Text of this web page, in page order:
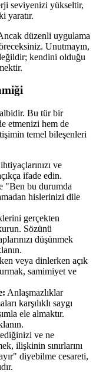
seviyenizi yükseltir,
yaratır.
düzenli uygulama
Unutmayın,
kendini olduğu
Bu tür bir
etmenizi hem de
temel bileşenleri
ve
ifade edin.
"Ben bu durumda
hislerinizi dile
gerçekten
Sözünü
düşünmek
veya dinlerken açık
samimiyet ve
Anlaşmazlıklar
karşılıklı saygı
ele almaktır.
ve ne
ilişkinin sınırlarını
diyebilme cesareti,